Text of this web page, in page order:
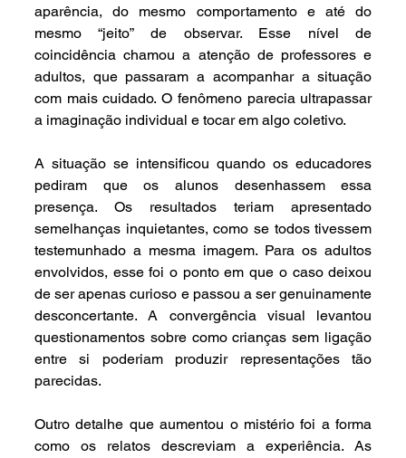
aparência, do mesmo comportamento e até do
mesmo “jeito” de observar. Esse nível de
coincidência chamou a atenção de professores e
adultos, que passaram a acompanhar a situação
com mais cuidado. O fenômeno parecia ultrapassar
a imaginação individual e tocar em algo coletivo.
A situação se intensificou quando os educadores
pediram que os alunos desenhassem essa
presença. Os resultados teriam apresentado
semelhanças inquietantes, como se todos tivessem
testemunhado a mesma imagem. Para os adultos
envolvidos, esse foi o ponto em que o caso deixou
de ser apenas curioso e passou a ser genuinamente
desconcertante. A convergência visual levantou
questionamentos sobre como crianças sem ligação
entre si poderiam produzir representações tão
parecidas.
Outro detalhe que aumentou o mistério foi a forma
como os relatos descreviam a experiência. As